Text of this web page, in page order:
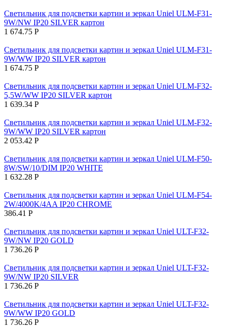
Светильник для подсветки картин и зеркал Uniel ULM-F31-
9W/NW IP20 SILVER картон
1 674.75 Р
Светильник для подсветки картин и зеркал Uniel ULM-F31-
9W/WW IP20 SILVER картон
1 674.75 Р
Светильник для подсветки картин и зеркал Uniel ULM-F32-
5,5W/WW IP20 SILVER картон
1 639.34 Р
Светильник для подсветки картин и зеркал Uniel ULM-F32-
9W/WW IP20 SILVER картон
2 053.42 Р
Светильник для подсветки картин и зеркал Uniel ULM-F50-
8W/SW/10/DIM IP20 WHITE
1 632.28 Р
Светильник для подсветки картин и зеркал Uniel ULM-F54-
2W/4000K/4AA IP20 CHROME
386.41 Р
Светильник для подсветки картин и зеркал Uniel ULT-F32-
9W/NW IP20 GOLD
1 736.26 Р
Светильник для подсветки картин и зеркал Uniel ULT-F32-
9W/NW IP20 SILVER
1 736.26 Р
Светильник для подсветки картин и зеркал Uniel ULT-F32-
9W/WW IP20 GOLD
1 736.26 Р